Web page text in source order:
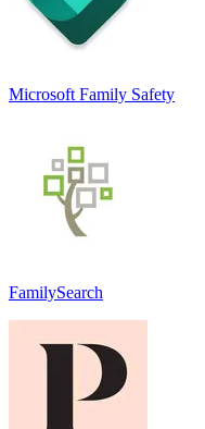
Microsoft Family Safety
FamilySearch